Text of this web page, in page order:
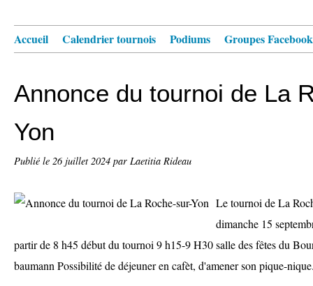
Accueil Calendrier tournois Podiums Groupes Facebook
Annonce du tournoi de La
Yon
Publié le 26 juillet 2024 par Laetitia Rideau
Le tournoi de La
dimanche 15
partir de 8 h45 début du tournoi 9 h15-9 H30 salle des fêtes du
baumann Possibilité de déjeuner en cafèt, d'amener son pique-